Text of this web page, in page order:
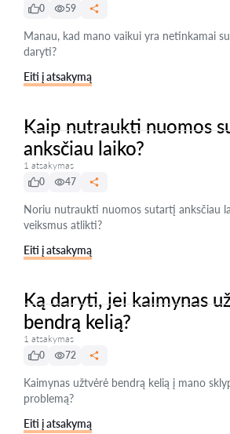
0
59
Manau, kad mano vaikui yra netinkamai
daryti?
Eiti į atsakymą
Kaip nutraukti nuomos
anksčiau laiko?
1 atsakymas
0
47
Noriu nutraukti nuomos sutartį anksčiau
veiksmus atlikti?
Eiti į atsakymą
Ką daryti, jei kaimynas
bendrą kelią?
1 atsakymas
0
72
Kaimynas užtvėrė bendrą kelią į mano
problemą?
Eiti į atsakymą